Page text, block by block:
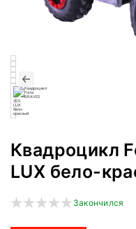
Квадроцикл
LUX бело-
Закончился